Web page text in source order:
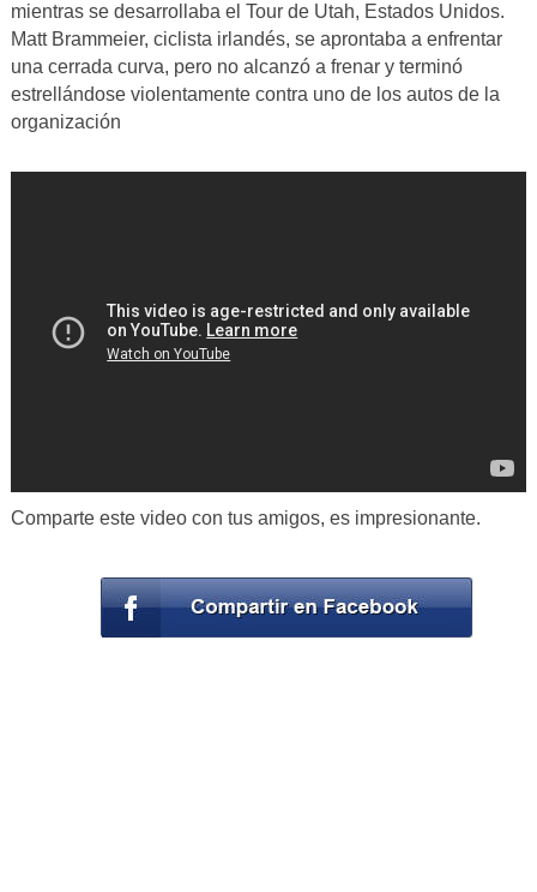
mientras se desarrollaba el Tour de Utah, Estados Unidos.
Matt Brammeier, ciclista irlandés, se aprontaba a enfrentar
una cerrada curva, pero no alcanzó a frenar y terminó
estrellándose violentamente contra uno de los autos de la
organización
Comparte este video con tus amigos, es impresionante.